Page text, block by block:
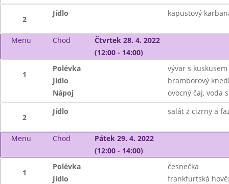
2
Jídlo kapustový
Menu Chod
Čtvrtek 28. 4. 2022
(12:00 - 14:00)
1
Polévka
vývar s kuskusem
Jídlo
bramborový
Nápoj
ovocný čaj, voda
2
Jídlo salát z cizrny a
Menu Chod
Pátek 29. 4. 2022
(12:00 - 14:00)
1
Polévka
česnečka
Jídlo
frankfurtská